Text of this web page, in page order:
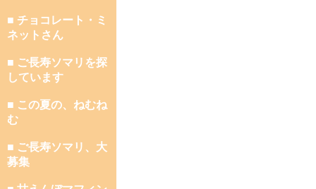
■ チョコレート・ミ
ネットさん
■ ご長寿ソマリを探
しています
■ この夏の、ねむね
む
■ ご長寿ソマリ、大
募集